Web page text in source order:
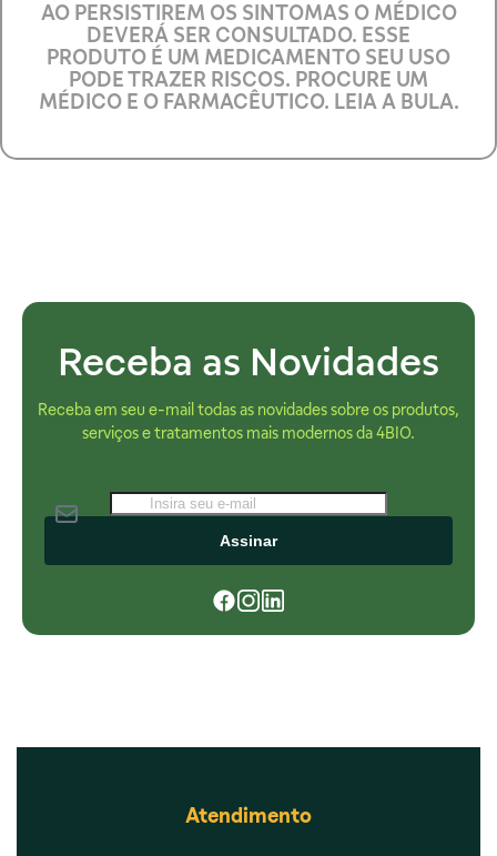
AO PERSISTIREM OS SINTOMAS O MÉDICO
DEVERÁ SER CONSULTADO. ESSE
PRODUTO É UM MEDICAMENTO SEU USO
PODE TRAZER RISCOS. PROCURE UM
MÉDICO E O FARMACÊUTICO. LEIA A BULA.
Receba as Novidades
Receba em seu e-mail todas as novidades sobre os produtos,
serviços e tratamentos mais modernos da 4BIO.
Assinar
Atendimento